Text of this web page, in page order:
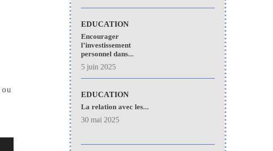
ou
EDUCATION
Encourager
l’investissement
personnel dans...
5 juin 2025
EDUCATION
La relation avec les...
30 mai 2025